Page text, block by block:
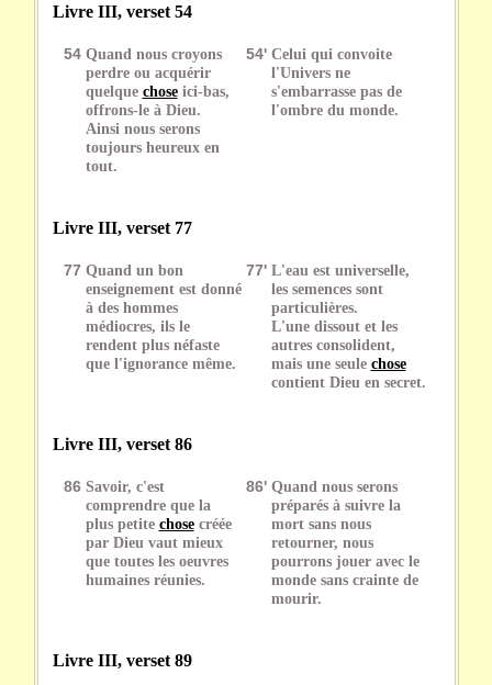
Livre III, verset 54
54 Quand nous croyons
perdre ou acquérir
quelque choseici-bas,
offrons-le à Dieu.
Ainsi nous serons
toujours heureux en
tout.
54' Celui qui convoite
l'Univers ne
s'embarrasse pas de
l'ombre du monde.
Livre III, verset 77
77 Quand un bon
enseignement est donné
à des hommes
médiocres, ils le
rendent plus néfaste
que l'ignorance même.
77' L'eau est universelle,
les semences sont
particulières.
L'une dissout et les
autres consolident,
mais une seule chose
contient Dieu en secret.
Livre III, verset 86
86 Savoir, c'est
comprendre que la
plus petite chosecréée
par Dieu vaut mieux
que toutes les oeuvres
humaines réunies.
86' Quand nous serons
préparés à suivre la
mort sans nous
retourner, nous
pourrons jouer avec le
monde sans crainte de
mourir.
Livre III, verset 89